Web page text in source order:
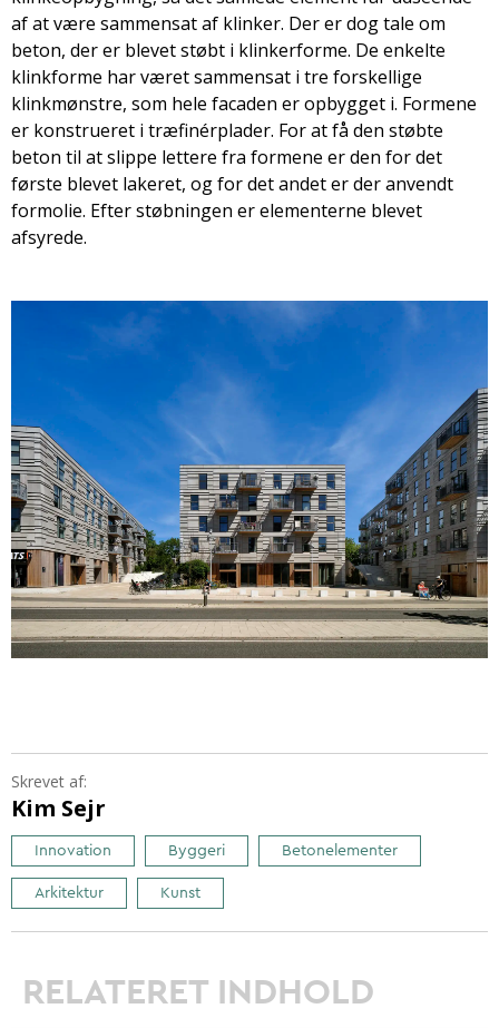
af at være sammensat af klinker. Der er dog tale om
beton, der er blevet støbt i klinkerforme. De enkelte
klinkforme har været sammensat i tre forskellige
klinkmønstre, som hele facaden er opbygget i. Formene
er konstrueret i træfinérplader. For at få den støbte
beton til at slippe lettere fra formene er den for det
første blevet lakeret, og for det andet er der anvendt
formolie. Efter støbningen er elementerne blevet
afsyrede.
Skrevet af:
Kim Sejr
Innovation Byggeri Betonelementer
Arkitektur Kunst
RELATERET INDHOLD